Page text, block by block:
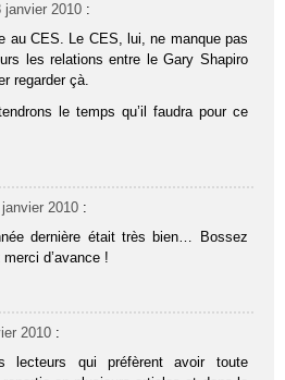
janvier 2010 :
au CES. Le CES, lui, ne manque pas
les relations entre le Gary Shapiro
regarder çà.
le temps qu’il faudra pour ce
janvier 2010 :
dernière était très bien… Bossez
d’avance !
2010 :
lecteurs qui préfèrent avoir toute